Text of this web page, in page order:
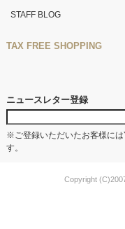
STAFF BLOG
TAX FREE SHOPPING
ニュースレター登録
※ご登録いただいたお客様に
す。
Copyright